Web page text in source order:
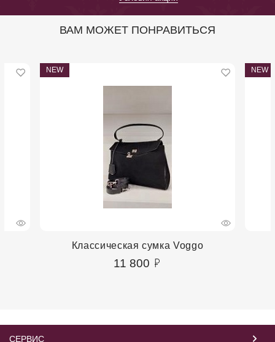
ВАМ МОЖЕТ ПОНРАВИТЬСЯ
NEW
Классическая сумка Voggo
11 800
NEW
СЕРВИС